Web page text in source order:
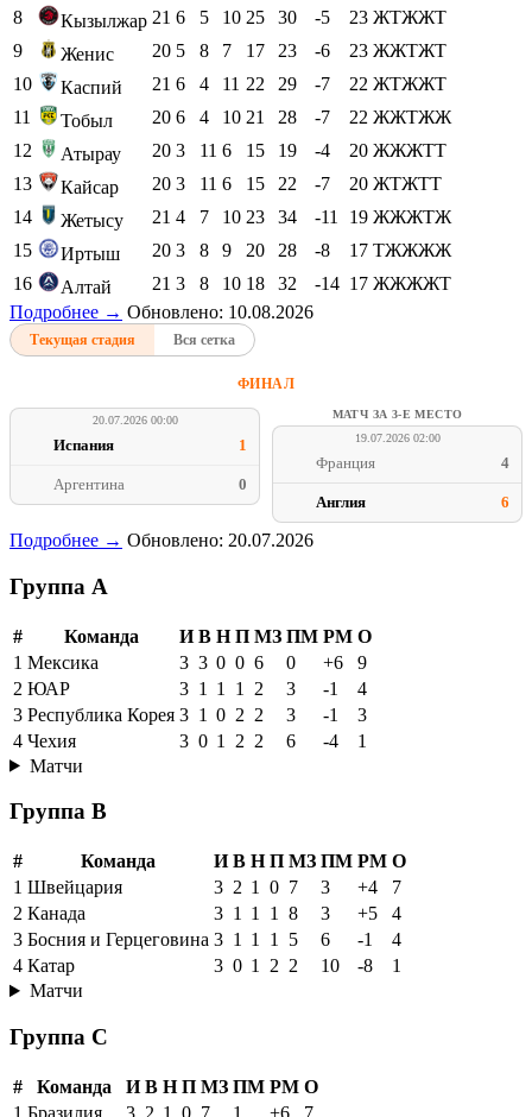
8
Кызылжар 21 6 5 10 25 30 -5 23 ЖТЖЖТ
9
Женис 20 5 8 7 17 23 -6 23 ЖЖТЖТ
10
Каспий 21 6 4 11 22 29 -7 22 ЖТЖЖТ
11
Тобыл 20 6 4 10 21 28 -7 22 ЖЖТЖЖ
12
Атырау 20 3 11 6 15 19 -4 20 ЖЖЖТТ
13
Кайсар 20 3 11 6 15 22 -7 20 ЖТЖТТ
14
Жетысу 21 4 7 10 23 34 -11 19 ЖЖЖТЖ
15
Иртыш 20 3 8 9 20 28 -8 17 ТЖЖЖЖ
16
Алтай 21 3 8 10 18 32 -14 17 ЖЖЖЖТ
Подробнее → Обновлено: 10.08.2026
Текущая стадия Вся сетка
ФИНАЛ
20.07.2026 00:00
Испания 1
Аргентина 0
МАТЧ ЗА 3-Е МЕСТО
19.07.2026 02:00
Франция 4
Англия 6
Подробнее → Обновлено: 20.07.2026
Группа A
# Команда И В Н П МЗ ПМ РМ О
1 Мексика 3 3 0 0 6 0 +6
9
2 ЮАР 3 1 1 1 2 3 -1
4
3 Республика Корея 3 1 0 2 2 3 -1
3
4 Чехия 3 0 1 2 2 6 -4
1
Матчи
Группа B
# Команда И В Н П МЗ ПМ РМ О
1 Швейцария 3 2 1 0 7 3 +4
7
2 Канада 3 1 1 1 8 3 +5
4
3 Босния и Герцеговина 3 1 1 1 5 6 -1
4
4 Катар 3 0 1 2 2 10 -8
1
Матчи
Группа C
# Команда И В Н П МЗ ПМ РМ О
1 Бразилия 3 2 1 0 7 1 +6 7